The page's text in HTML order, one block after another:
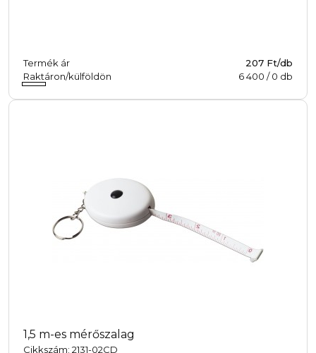
Termék ár
207 Ft/db
Raktáron/külföldön
6 400 /0 db
1,5 m-es mérőszalag
Cikkszám: 2131-02CD